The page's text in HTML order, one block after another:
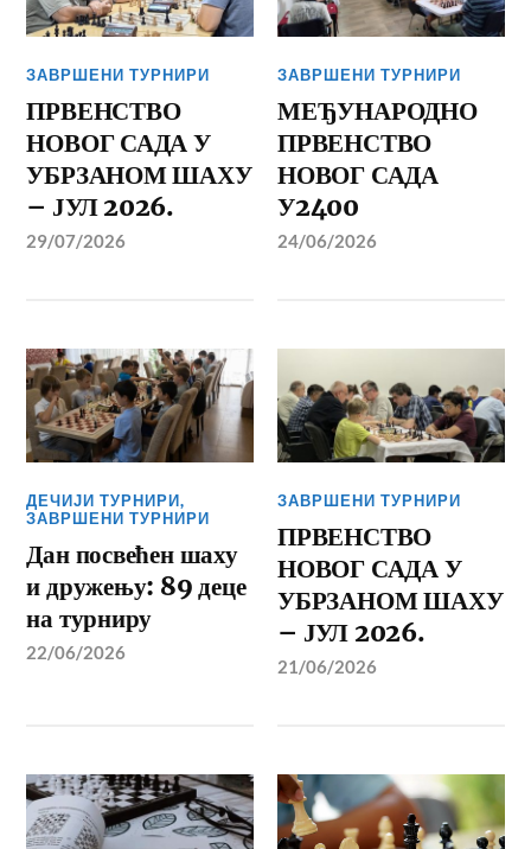
ЗАВРШЕНИ ТУРНИРИ
ПРВЕНСТВО
НОВОГ САДА У
УБРЗАНОМ ШАХУ
– ЈУЛ 2026.
29/07/2026
ЗАВРШЕНИ ТУРНИРИ
МЕЂУНАРОДНО
ПРВЕНСТВО
НОВОГ САДА
У2400
24/06/2026
ДЕЧИЈИ ТУРНИРИ,
ЗАВРШЕНИ ТУРНИРИ
Дан посвећен шаху
и дружењу: 89 деце
на турниру
22/06/2026
ЗАВРШЕНИ ТУРНИРИ
ПРВЕНСТВО
НОВОГ САДА У
УБРЗАНОМ ШАХУ
– ЈУЛ 2026.
21/06/2026